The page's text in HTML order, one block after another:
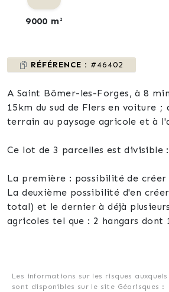
9000 m²
RÉFÉRENCE : #46402
A Saint Bômer-les-Forges, à 8
15km du sud de Flers en voiture ;
terrain au paysage agricole et à
Ce lot de 3 parcelles est divisible :
La première : possibilité de créer
La deuxième possibilité d'en
total) et le dernier à déjà
agricoles tel que : 2 hangars dont
Une partie de 2 875m2 est
Les informations sur les risques
sont disponibles sur le site Géorisques :